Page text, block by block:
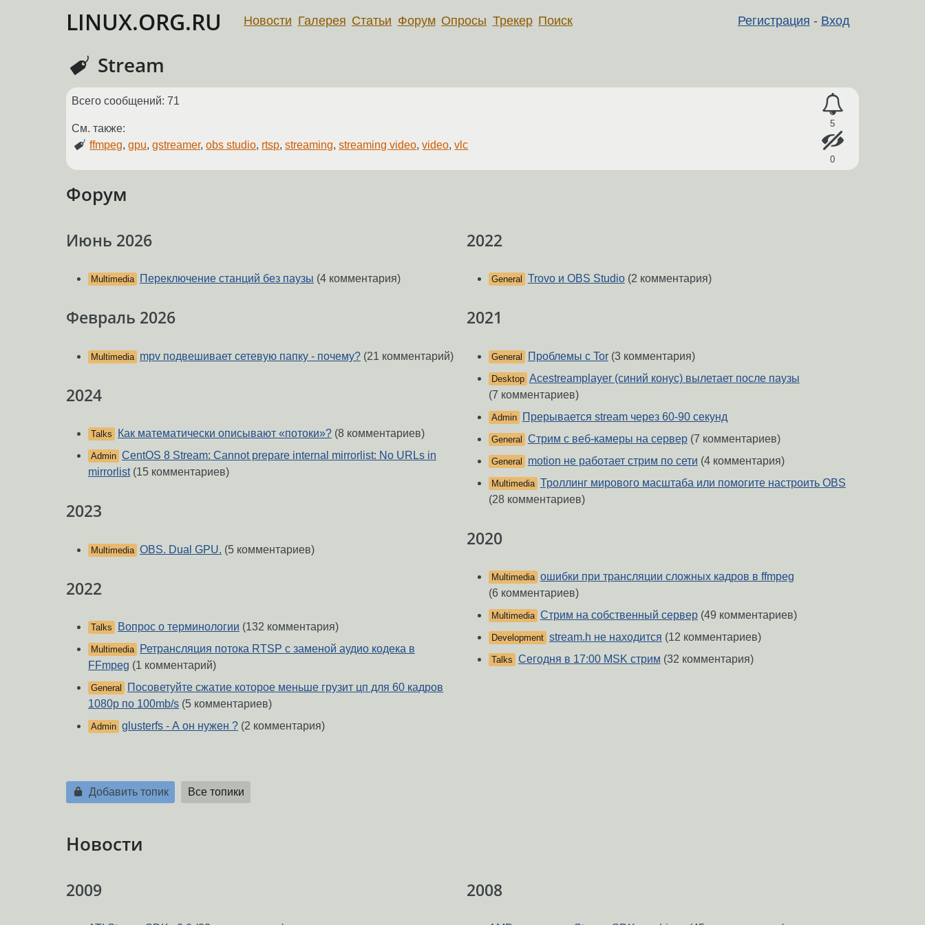
LINUX.ORG.RU Регистрация - Вход
Новости Галерея Статьи Форум Опросы Трекер Поиск
Stream
5
0
Всего сообщений: 71
См. также:
ffmpeg,gpu,gstreamer,obs studio, rtsp,streaming,streaming video,video,vlc
Форум
Июнь 2026
Multimedia Переключение станций без паузы (4 комментария)
Февраль 2026
Multimedia mpv подвешивает сетевую папку - почему? (21 комментарий)
2024
Talks Как математически описывают «потоки»? (8 комментариев)
Admin CentOS 8 Stream: Cannot prepare internal mirrorlist: No URLs in
mirrorlist(15 комментариев)
2023
Multimedia OBS. Dual GPU. (5 комментариев)
2022
Talks Вопрос о терминологии (132 комментария)
Multimedia
Ретрансляция потока RTSP c заменой аудио кодека в
FFmpeg (1 комментарий)
General
Посоветуйте сжатие которое меньше грузит цп для 60 кадров
1080p по 100mb/s (5 комментариев)
Admin glusterfs - А он нужен ? (2 комментария)
2022
General Trovo и OBS Studio(2 комментария)
2021
General Проблемы с Tor(3 комментария)
Desktop Acestreamplayer (синий конус) вылетает после паузы
(7 комментариев)
Admin Прерывается stream через 60-90 секунд
General Стрим с веб-камеры на сервер(7 комментариев)
General motion не работает стрим по сети (4 комментария)
Multimedia Троллинг мирового масштаба или помогите настроить OBS
(28 комментариев)
2020
Multimedia ошибки при трансляции сложных кадров в ffmpeg
(6 комментариев)
Multimedia Стрим на собственный сервер(49 комментариев)
Development stream.h не находится (12 комментариев)
Talks Сегодня в 17:00 MSK стрим (32 комментария)
Добавить топик Все топики
Новости
2009 2008